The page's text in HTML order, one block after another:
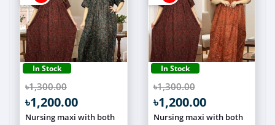
In Stock
৳1,300.00
৳1,200.00
Nursing maxi with both
In Stock
৳1,300.00
৳1,200.00
Nursing maxi with both